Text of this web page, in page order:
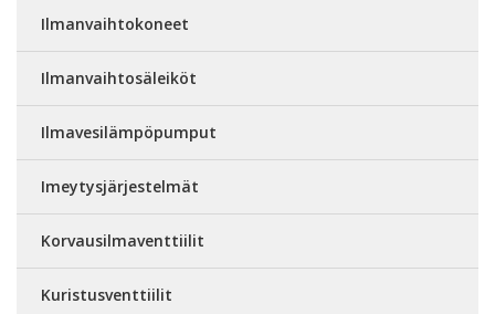
Ilmanvaihtokoneet
Ilmanvaihtosäleiköt
Ilmavesilämpöpumput
Imeytysjärjestelmät
Korvausilmaventtiilit
Kuristusventtiilit